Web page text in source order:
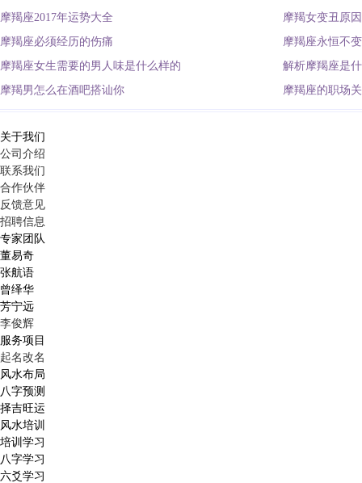
摩羯座2017年运势大全
摩羯女变丑原
摩羯座必须经历的伤痛
摩羯座永恒不
摩羯座女生需要的男人味是什么样的
解析摩羯座是
摩羯男怎么在酒吧搭讪你
摩羯座的职场
关于我们
公司介绍
联系我们
合作伙伴
反馈意见
招聘信息
专家团队
董易奇
张航语
曾绎华
芳宁远
李俊辉
服务项目
起名改名
风水布局
八字预测
择吉旺运
风水培训
培训学习
八字学习
六爻学习